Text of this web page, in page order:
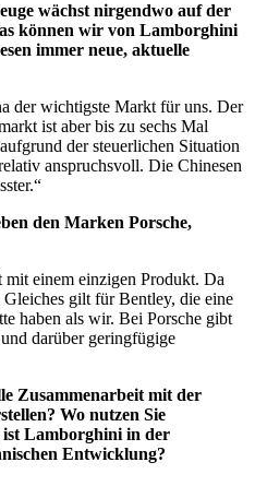
wächst nirgendwo auf der
können wir von Lamborghini
immer neue, aktuelle
der wichtigste Markt für uns. Der
ist aber bis zu sechs Mal
der steuerlichen Situation
anspruchsvoll. Die Chinesen
den Marken Porsche,
einem einzigen Produkt. Da
gilt für Bentley, die eine
haben als wir. Bei Porsche gibt
darüber geringfügige
Zusammenarbeit mit der
Wo nutzen Sie
ist Lamborghini in der
Entwicklung?